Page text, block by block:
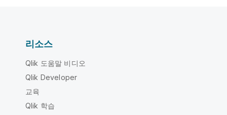
리소스
Qlik 도움말 비디오
Qlik Developer
교육
Qlik 학습